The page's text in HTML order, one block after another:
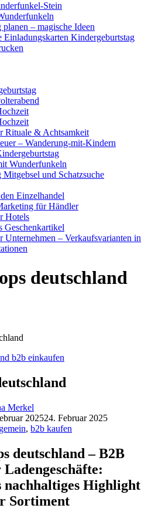
Stein
– magische Ideen
Einladungskarten Kindergeburtstag
Rituale & Achtsamkeit
– Wanderung-mit-Kindern
Wunderfunkeln
und Schatzsuche
Einzelhandel
für Händler
Hotels
Geschenkartikel
Unternehmen – Verkaufsvarianten in
deutschland
Merkel
202524. Februar 2025
, b2b kaufen
deutschland – B2B
Highlight
Sortiment